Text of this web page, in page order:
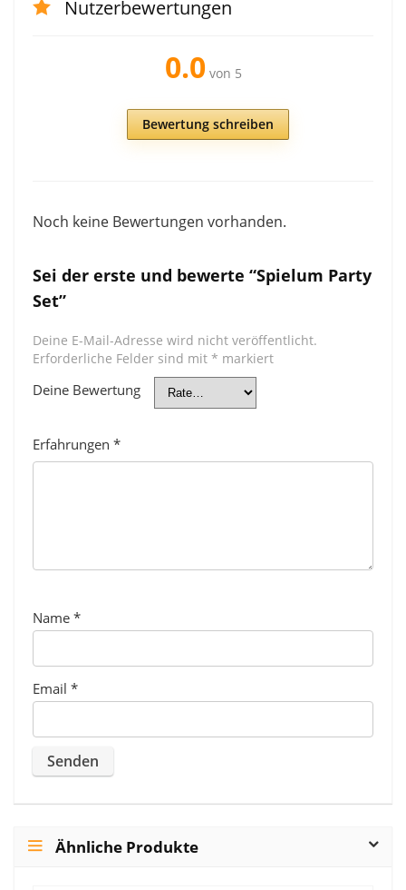
Nutzerbewertungen
0.0 von 5
Bewertung schreiben
Noch keine Bewertungen vorhanden.
Sei der erste und bewerte “Spielum Party
Set”
Deine E-Mail-Adresse wird nicht veröffentlicht.
Erforderliche Felder sind mit * markiert
Deine Bewertung
Erfahrungen *
Name *
Email *
Ähnliche Produkte